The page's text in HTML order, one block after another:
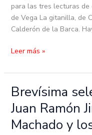
para las tres lecturas de
de Vega La gitanilla, de
Calderón de la Barca.
Leer más »
Brevísima
Juan Ramón
Machado y
Brevísima
de
poemas